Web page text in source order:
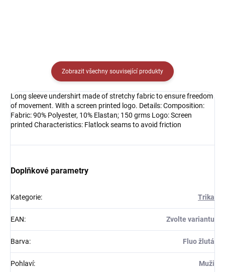
Zobrazit všechny související produkty
Long sleeve undershirt made of stretchy fabric to ensure freedom
of movement. With a screen printed logo. Details: Composition:
Fabric: 90% Polyester, 10% Elastan; 150 grms Logo: Screen
printed Characteristics: Flatlock seams to avoid friction
Doplňkové parametry
Kategorie: Trika
EAN: Zvolte variantu
Barva: Fluo žlutá
Pohlaví: Muži